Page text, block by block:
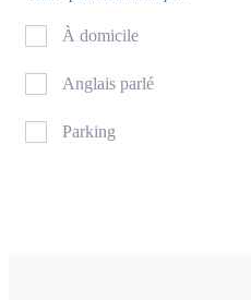
À domicile
Anglais parlé
Parking